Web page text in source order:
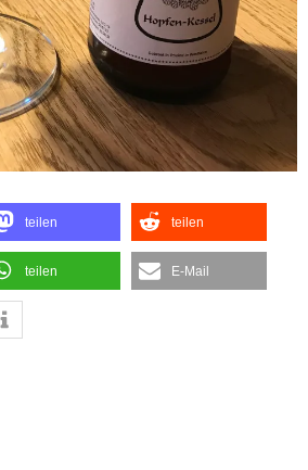
teilen teilen
teilen E-Mail